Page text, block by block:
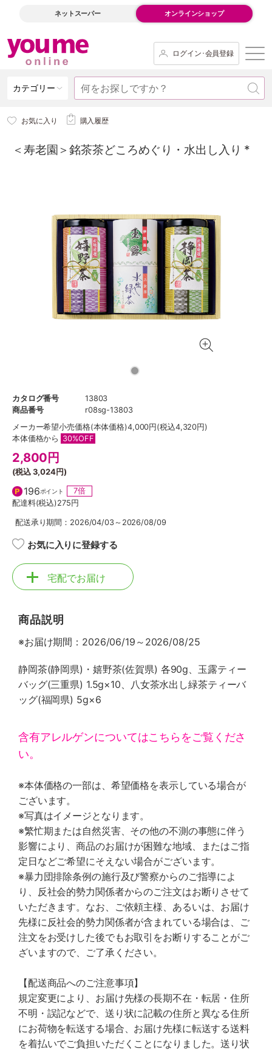
ネットスーパー オンラインショップ
ログイン･会員登録
カテゴリー
お気に入り 購入履歴
＜寿老園＞銘茶茶どころめぐり・水出し入り *
カタログ番号
13803
商品番号
r08sg-13803
メーカー希望小売価格(本体価格)4,000円(税込4,320円)
本体価格から 30%OFF
2,800 円
(税込3,024円)
196ポイント
7倍
配達料(税込)275円
配送承り期間：2026/04/03～2026/08/09
お気に入りに登録する
宅配でお届け
商品説明
※お届け期間：2026/06/19～2026/08/25
静岡茶(静岡県)・嬉野茶(佐賀県) 各90g、玉露ティー
バッグ(三重県) 1.5g×10、八女茶水出し緑茶ティーバ
ッグ(福岡県) 5g×6
含有アレルゲンについてはこちらをご覧くださ
い。
※本体価格の一部は、希望価格を表示している場合が
ございます。
※写真はイメージとなります。
※繁忙期または自然災害、その他の不測の事態に伴う
影響により、商品のお届けが困難な地域、またはご指
定日などご希望にそえない場合がございます。
※暴力団排除条例の施行及び警察からのご指導によ
り、反社会的勢力関係者からのご注文はお断りさせて
いただきます。なお、ご依頼主様、あるいは、お届け
先様に反社会的勢力関係者が含まれている場合は、ご
注文をお受けした後でもお取引をお断りすることがご
ざいますので、ご了承ください。
【配送商品へのご注意事項】
規定変更により、お届け先様の長期不在・転居・住所
不明・誤記などで、送り状に記載の住所と異なる住所
にお荷物を転送する場合、お届け先様に転送する送料
を着払いでご負担いただくことになりました。送り状